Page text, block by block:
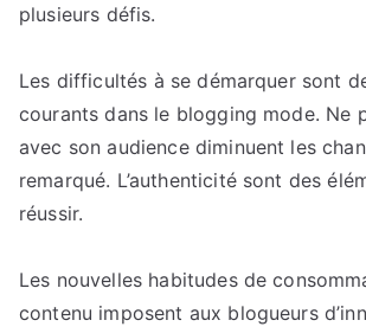
plusieurs défis.
Les difficultés à se démarquer sont
courants dans le blogging mode. Ne
avec son audience diminuent les
remarqué. L’authenticité sont des
réussir.
Les nouvelles habitudes de
contenu imposent aux blogueurs